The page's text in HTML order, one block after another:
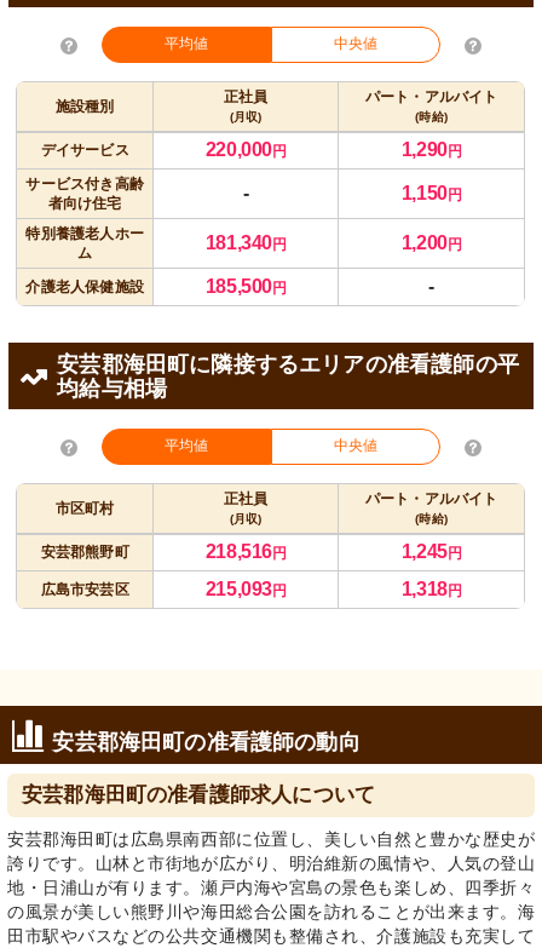
平均値 中央値
施設種別
正社員
(月収)
パート・アルバイト
(時給)
デイサービス 220,000円 1,290円
サービス付き高齢
者向け住宅
- 1,150円
特別養護老人ホー
ム
181,340円 1,200円
介護老人保健施設 185,500円 -
安芸郡海田町に隣接するエリアの准看護師の平
均給与相場
平均値 中央値
市区町村
正社員
(月収)
パート・アルバイト
(時給)
安芸郡熊野町 218,516円 1,245円
広島市安芸区 215,093円 1,318円
安芸郡海田町の准看護師の動向
安芸郡海田町の准看護師求人について
安芸郡海田町は広島県南西部に位置し、美しい自然と豊かな歴史が
誇りです。山林と市街地が広がり、明治維新の風情や、人気の登山
地・日浦山が有ります。瀬戸内海や宮島の景色も楽しめ、四季折々
の風景が美しい熊野川や海田総合公園を訪れることが出来ます。海
田市駅やバスなどの公共交通機関も整備され、介護施設も充実して